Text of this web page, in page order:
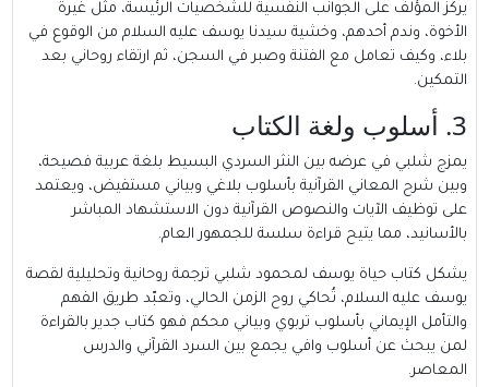
يركز المؤلف على الجوانب النفسية للشخصيات الرئيسة، مثل غيرة
الأخوة، وندم أحدهم، وخشية سيدنا يوسف عليه السلام من الوقوع في
بلاء، وكيف تعامل مع الفتنة وصبر في السجن، ثم ارتقاء روحاني بعد
التمكين.
3. أسلوب ولغة الكتاب
يمزج شلبي في عرضه بين النثر السردي البسيط بلغة عربية فصيحة،
وبين شرح المعاني القرآنية بأسلوب بلاغي وبياني مستفيض، ويعتمد
على توظيف الآيات والنصوص القرآنية دون الاستشهاد المباشر
بالأسانيد، مما يتيح قراءة سلسة للجمهور العام.
يشكل كتاب حياة يوسف لمحمود شلبي ترجمة روحانية وتحليلية لقصة
يوسف عليه السلام، تُحاكي روح الزمن الحالي، وتعبّد طريق الفهم
والتأمل الإيماني بأسلوب تربوي وبياني محكم فهو كتاب جدير بالقراءة
لمن يبحث عن أسلوب وافي يجمع بين السرد القرآني والدرس
المعاصر.